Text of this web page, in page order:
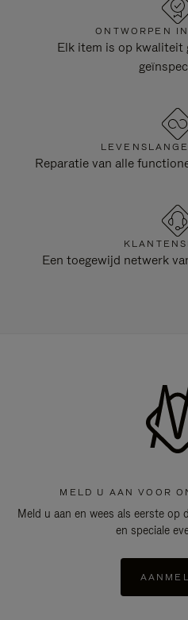
ONTWORPEN
Elk item is op kwaliteit
Reparatie van alle
Een toegewijd netwerk
MELD U AAN VOOR
Meld u aan en wees als eerste op
en speciale